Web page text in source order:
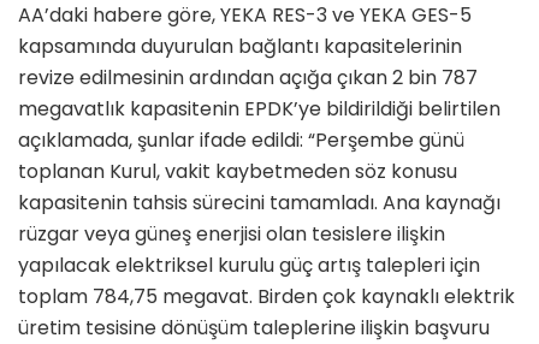
AA’daki habere göre, YEKA RES-3 ve YEKA GES-5
kapsamında duyurulan bağlantı kapasitelerinin
revize edilmesinin ardından açığa çıkan 2 bin 787
megavatlık kapasitenin EPDK’ye bildirildiği belirtilen
açıklamada, şunlar ifade edildi: “Perşembe günü
toplanan Kurul, vakit kaybetmeden söz konusu
kapasitenin tahsis sürecini tamamladı. Ana kaynağı
rüzgar veya güneş enerjisi olan tesislere ilişkin
yapılacak elektriksel kurulu güç artış talepleri için
toplam 784,75 megavat. Birden çok kaynaklı elektrik
üretim tesisine dönüşüm taleplerine ilişkin başvuru